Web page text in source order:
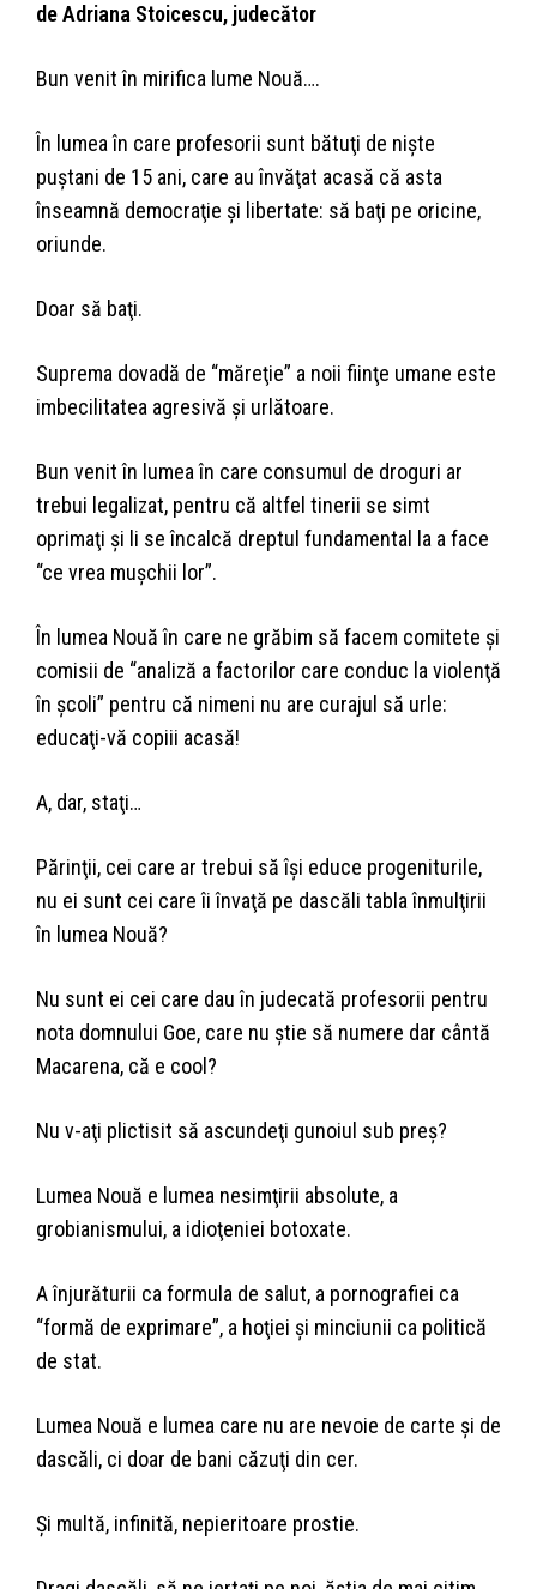
de Adriana Stoicescu, judecător
Bun venit în mirifica lume Nouă….
În lumea în care profesorii sunt bătuţi de nişte
puştani de 15 ani, care au învăţat acasă că asta
înseamnă democraţie şi libertate: să baţi pe oricine,
oriunde.
Doar să baţi.
Suprema dovadă de “măreţie” a noii fiinţe umane este
imbecilitatea agresivă şi urlătoare.
Bun venit în lumea în care consumul de droguri ar
trebui legalizat, pentru că altfel tinerii se simt
oprimaţi şi li se încalcă dreptul fundamental la a face
“ce vrea muşchii lor”.
În lumea Nouă în care ne grăbim să facem comitete şi
comisii de “analiză a factorilor care conduc la violenţă
în şcoli” pentru că nimeni nu are curajul să urle:
educaţi-vă copiii acasă!
A, dar, staţi…
Părinţii, cei care ar trebui să îşi educe progeniturile,
nu ei sunt cei care îi învaţă pe dascăli tabla înmulţirii
în lumea Nouă?
Nu sunt ei cei care dau în judecată profesorii pentru
nota domnului Goe, care nu ştie să numere dar cântă
Macarena, că e cool?
Nu v-aţi plictisit să ascundeţi gunoiul sub preş?
Lumea Nouă e lumea nesimţirii absolute, a
grobianismului, a idioţeniei botoxate.
A înjurăturii ca formula de salut, a pornografiei ca
“formă de exprimare”, a hoţiei şi minciunii ca politică
de stat.
Lumea Nouă e lumea care nu are nevoie de carte şi de
dascăli, ci doar de bani căzuţi din cer.
Şi multă, infinită, nepieritoare prostie.